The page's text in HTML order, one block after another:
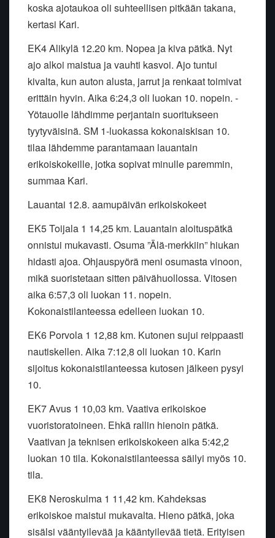
koska ajotaukoa oli suhteellisen pitkään takana,
kertasi Kari.
EK4 Alikylä 12.20 km. Nopea ja kiva pätkä. Nyt
ajo alkoi maistua ja vauhti kasvoi. Ajo tuntui
kivalta, kun auton alusta, jarrut ja renkaat toimivat
erittäin hyvin. Aika 6:24,3 oli luokan 10. nopein. -
Yötauolle lähdimme perjantain suoritukseen
tyytyväisinä. SM 1-luokassa kokonaiskisan 10.
tilaa lähdemme parantamaan lauantain
erikoiskokeille, jotka sopivat minulle paremmin,
summaa Kari.
Lauantai 12.8. aamupäivän erikoiskokeet
EK5 Toijala 1 14,25 km. Lauantain aloituspätkä
onnistui mukavasti. Osuma ”Älä-merkkiin” hiukan
hidasti ajoa. Ohjauspyörä meni osumasta vinoon,
mikä suoristetaan sitten päivähuollossa. Vitosen
aika 6:57,3 oli luokan 11. nopein.
Kokonaistilanteessa edelleen luokan 10.
EK6 Porvola 1 12,88 km. Kutonen sujui reippaasti
nautiskellen. Aika 7:12,8 oli luokan 10. Karin
sijoitus kokonaistilanteessa kutosen jälkeen pysyi
10.
EK7 Avus 1 10,03 km. Vaativa erikoiskoe
vuoristoratoineen. Ehkä rallin hienoin pätkä.
Vaativan ja teknisen erikoiskokeen aika 5:42,2
luokan 10 tila. Kokonaistilanteessa säilyi myös 10.
tila.
EK8 Neroskulma 1 11,42 km. Kahdeksas
erikoiskoe maistui mukavalta. Hieno pätkä, joka
sisälsi vääntyilevää ja kääntyilevää tietä. Erityisen